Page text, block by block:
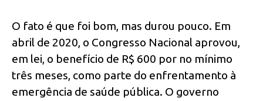
O fato é que foi bom, mas durou pouco. Em
abril de 2020, o Congresso Nacional aprovou,
em lei, o benefício de R$ 600 por no mínimo
três meses, como parte do enfrentamento à
emergência de saúde pública. O governo